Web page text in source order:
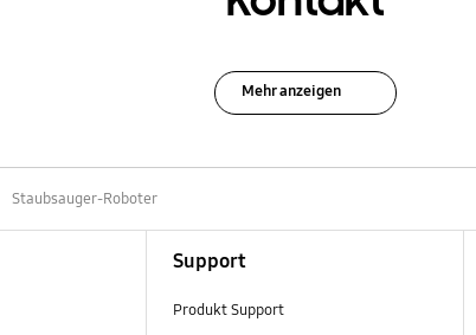
Mehr anzeigen
Staubsauger-Roboter
Support
Produkt Support